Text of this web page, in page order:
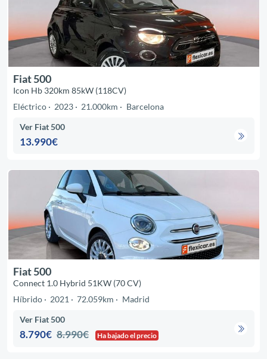
Fiat 500
Icon Hb 320km 85kW (118CV)
Eléctrico
2023 21.000km Barcelona
Ver Fiat 500
13.990€
Fiat 500
Connect 1.0 Hybrid 51KW (70 CV)
Híbrido
2021 72.059km Madrid
Ver Fiat 500
8.790€ 8.990€ Ha bajado el precio